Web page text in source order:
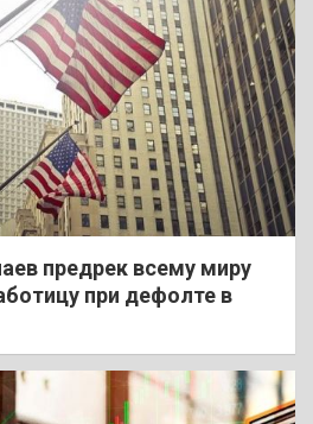
предрек всему миру
при дефолте в